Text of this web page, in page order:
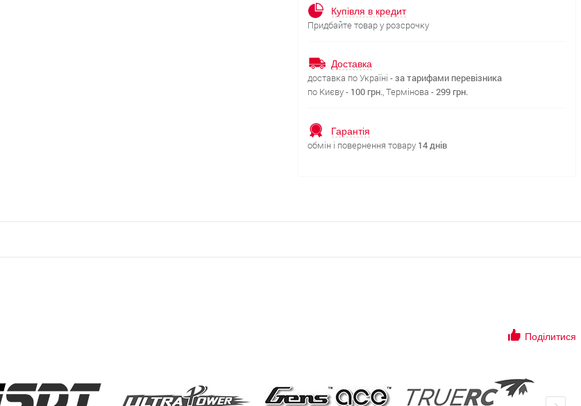
Купівля в кредит
Придбайте товар у розсрочку
Доставка
доставка по Україні -за тарифами перевізника
по Києву - 100 грн., Термінова -299 грн.
Гарантія
обмін і повернення товару 14 днів
Поділитися